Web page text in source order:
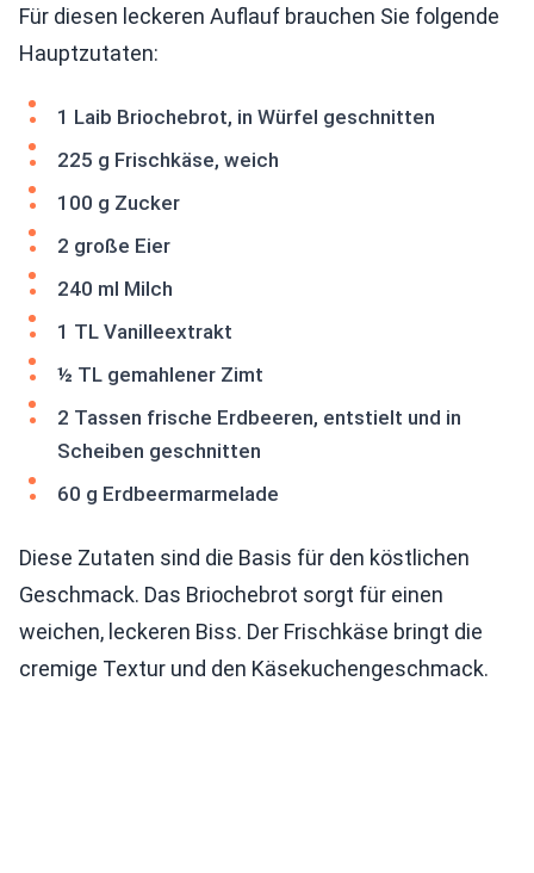
Für diesen leckeren Auflauf brauchen Sie folgende
Hauptzutaten:
1 Laib Briochebrot, in Würfel geschnitten
225 g Frischkäse, weich
100 g Zucker
2 große Eier
240 ml Milch
1 TL Vanilleextrakt
½ TL gemahlener Zimt
2 Tassen frische Erdbeeren, entstielt und in
Scheiben geschnitten
60 g Erdbeermarmelade
Diese Zutaten sind die Basis für den köstlichen
Geschmack. Das Briochebrot sorgt für einen
weichen, leckeren Biss. Der Frischkäse bringt die
cremige Textur und den Käsekuchengeschmack.